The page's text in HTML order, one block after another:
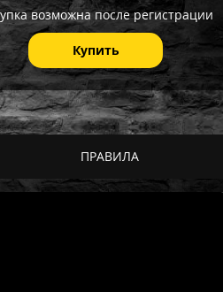
возможна после регистрации
Купить
ПРАВИЛА